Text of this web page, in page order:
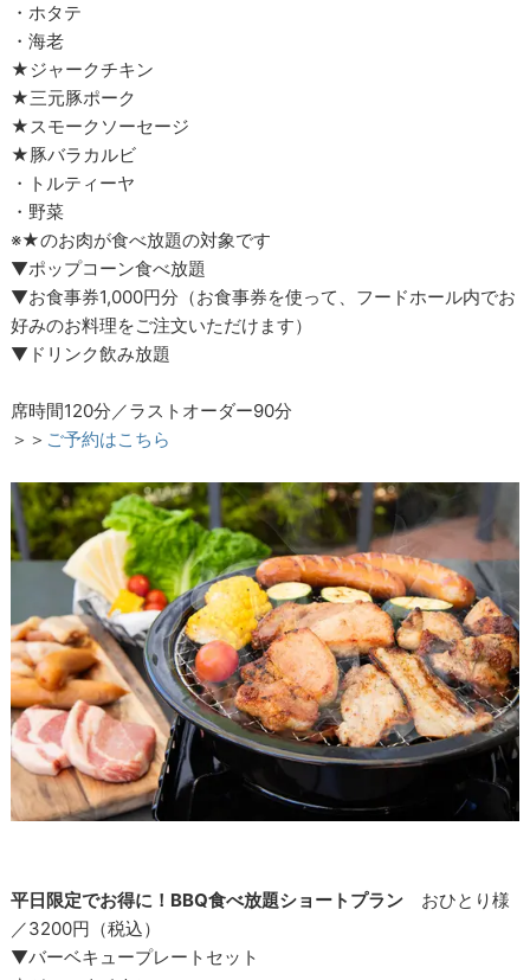
・ホタテ
・海老
★ジャークチキン
★三元豚ポーク
★スモークソーセージ
★豚バラカルビ
・トルティーヤ
・野菜
※★のお肉が食べ放題の対象です
▼ポップコーン食べ放題
▼お食事券1,000円分（お食事券を使って、フードホール内でお
好みのお料理をご注文いただけます）
▼ドリンク飲み放題
席時間120分／ラストオーダー90分
＞＞ ご予約はこちら
平日限定でお得に！BBQ食べ放題ショートプラン おひとり様
／3200円（税込）
▼バーベキュープレートセット